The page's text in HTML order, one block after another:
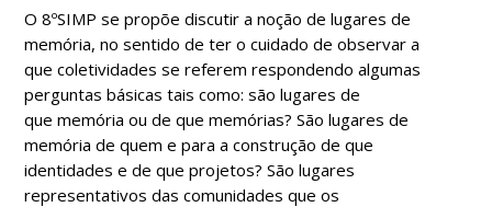
O 8ºSIMP se propõe discutir a noção de lugares de
memória, no sentido de ter o cuidado de observar a
que coletividades se referem respondendo algumas
perguntas básicas tais como: são lugares de
que memória ou de que memórias? São lugares de
memória de quem e para a construção de que
identidades e de que projetos? São lugares
representativos das comunidades que os